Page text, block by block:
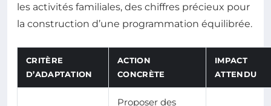
les activités familiales, des chiffres précieux pour
la construction d’une programmation équilibrée.
CRITÈRE
D’ADAPTATION
ACTION
CONCRÈTE
IMPACT
ATTENDU
Proposer des